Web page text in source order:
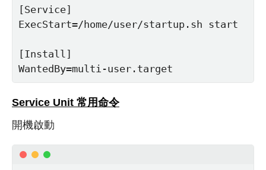
[Service]
ExecStart=/home/user/startup.sh start
[Install]
WantedBy=multi-user.target
Service Unit 常用命令
開機啟動